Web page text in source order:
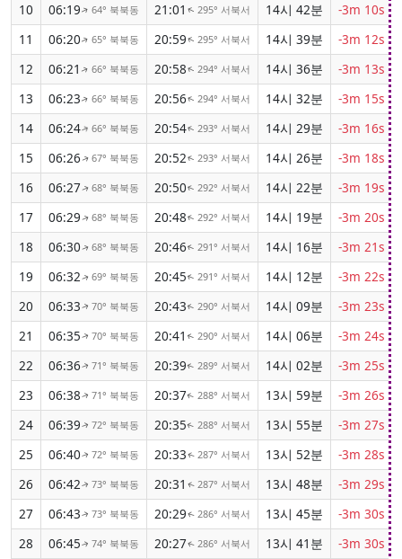
10
06:19↑64° 북북동 21:01 ↑295° 서북서 14시 42분 -3m 10s
11
06:20↑65° 북북동 20:59↑295° 서북서 14시 39분 -3m 12s
12
06:21 ↑66° 북북동 20:58↑294° 서북서 14시 36분 -3m 13s
13
06:23↑66° 북북동 20:56↑294° 서북서 14시 32분 -3m 15s
14
06:24↑66° 북북동 20:54↑293° 서북서 14시 29분 -3m 16s
15
06:26↑67° 북북동 20:52↑293° 서북서 14시 26분 -3m 18s
16
06:27↑68° 북북동 20:50↑ 292° 서북서 14시 22분 -3m 19s
17
06:29↑68° 북북동 20:48↑ 292° 서북서 14시 19분 -3m 20s
18
06:30↑68° 북북동 20:46↑ 291° 서북서 14시 16분 -3m 21s
19
06:32↑69° 북북동 20:45↑ 291° 서북서 14시 12분 -3m 22s
20
06:33↑70° 북북동 20:43↑ 290° 서북서 14시 09분 -3m 23s
21
06:35↑70° 북북동 20:41 ↑ 290° 서북서 14시 06분 -3m 24s
22
06:36↑71° 북북동 20:39↑ 289° 서북서 14시 02분 -3m 25s
23
06:38↑71° 북북동 20:37↑ 288° 서북서 13시 59분 -3m 26s
24
06:39↑72° 북북동 20:35↑ 288° 서북서 13시 55분 -3m 27s
25
06:40↑72° 북북동 20:33↑ 287° 서북서 13시 52분 -3m 28s
26
06:42↑73° 북북동 20:31 ↑ 287° 서북서 13시 48분 -3m 29s
27
06:43↑73° 북북동 20:29↑ 286° 서북서 13시 45분 -3m 30s
28
06:45↑ 74° 북북동 20:27↑ 286° 서북서 13시 41분 -3m 30s